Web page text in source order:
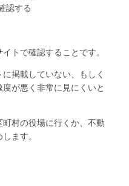
認する
トで確認することです。
掲載していない、もしく
が悪く非常に見にくいと
村の役場に行くか、不動
ます。